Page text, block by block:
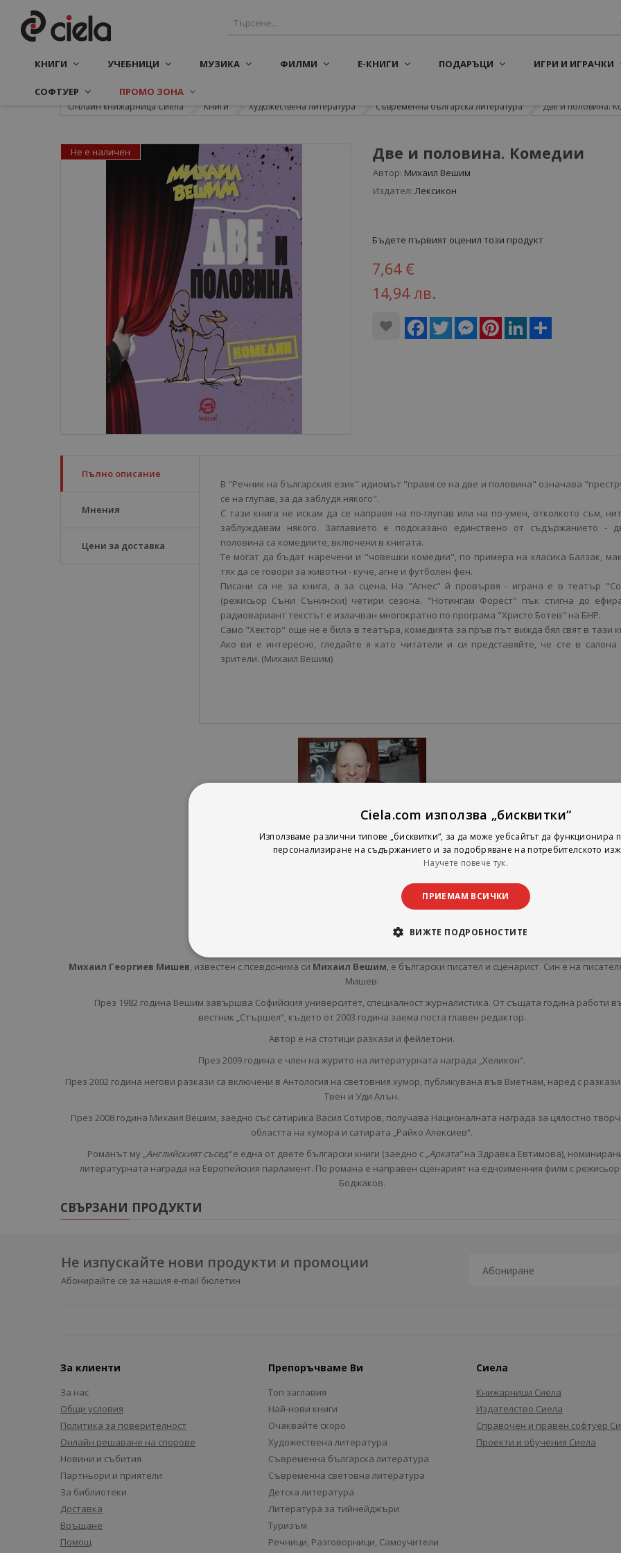
КНИГИ УЧЕБНИЦИ МУЗИКА ФИЛМИ Е-КНИГИ ПОДАРЪЦИ ИГРИ И ИГРАЧКИ
СОФТУЕР ПРОМО ЗОНА
Онлайн книжарница Сиела Книги Художествена литература Съвременна българска литература Две и половина.
Две и половина. Комедии
Автор: Михаил Вешим
Издател: Лексикон
Бъдете първият оценил този продукт
7,64 €
14,94 лв.
Facebook
Twitter MessengerPinterestLinkedIn
Не е наличен
Пълно описание
Мнения
Цени за доставка
В "Речник на българския език" идиомът "правя се на две и половина" означава
се на глупав, за да заблудя някого".
С тази книга не искам да се направя на по-глупав или на по-умен, отколкото съм,
заблуждавам някого. Заглавието е подсказано единствено от съдържанието -
половина са комедиите, включени в книгата.
Те могат да бъдат наречени и "човешки комедии", по примера на класика Балзак,
тях да се говори за животни - куче, агне и футболен фен.
Писани са не за книга, а за сцена. На "Агнес" й провървя - играна е в театър
(режисьор Съни Сънински) четири сезона. "Нотингам Форест" пък стигна до
радиовариант текстът е излачван многократно по програма "Христо Ботев" на БНР.
Само "Хектор" още не е била в театъра, комедията за пръв път вижда бял свят в тази
Ако ви е интересно, гледайте я като читатели и си представяйте, че сте в салона
зрители. (Михаил Вешим)
Михаил Георгиев Мишев, известен с псевдонима си Михаил Вешим, е български писател и сценарист. Син е на
Мишев.
През 1982 година Вешим завършва Софийския университет, специалност журналистика. От същата година работи
вестник „Стършел“, където от 2003 година заема поста главен редактор.
Автор е на стотици разкази и фейлетони.
През 2009 година е член на журито на литературната награда „Хеликон“.
През 2002 година негови разкази са включени в Антология на световния хумор, публикувана във Виетнам, наред с
Твен и Уди Алън.
През 2008 година Михаил Вешим, заедно със сатирика Васил Сотиров, получава Националната награда за цялостно
областта на хумора и сатирата „Райко Алексиев“.
Романът му „Английският съсед“е една от двете български книги (заедно с „Арката“на Здравка Евтимова),
литературната награда на Европейския парламент. По романа е направен сценарият на едноименния филм с
Боджаков.
СВЪРЗАНИ ПРОДУКТИ
Не изпускайте нови продукти и промоции
Абонирайте се за нашия e-mail бюлетин
За клиенти
За нас
Общи условия
Политика за поверителност
Онлайн решаване на спорове
Новини и събития
Партньори и приятели
За библиотеки
Доставка
Връщане
Помощ
Препоръчваме Ви
Топ заглавия
Най-нови книги
Очаквайте скоро
Художествена литература
Съвременна българска литература
Съвременна световна литература
Детска литература
Литература за тийнейджъри
Туризъм
Речници, Разговорници, Самоучители
Сиела
Книжарници Сиела
Издателство Сиела
Справочен и правен софтуер
Проекти и обучения Сиела
Ciela.com използва „бисквитки“
Използваме различни типове „бисквитки“, за да може уебсайтът да функционира
персонализиране на съдържанието и за подобряване на потребителското
Научете повече тук.
ПРИЕМАМ ВСИЧКИ
ВИЖТЕ ПОДРОБНОСТИТЕ